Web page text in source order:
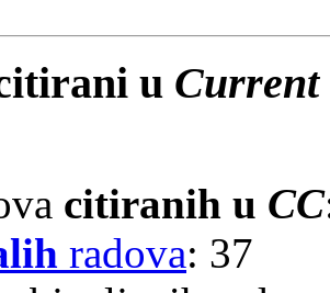
u Current
citiranih u CC
radova: 37